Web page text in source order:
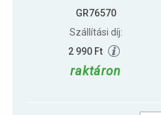
Gorilla Sports
rózsaszín
GR76570
Szállítási díj:
2 990 Ft
raktáron